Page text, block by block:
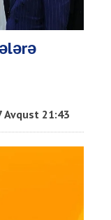
Avqust 21:43